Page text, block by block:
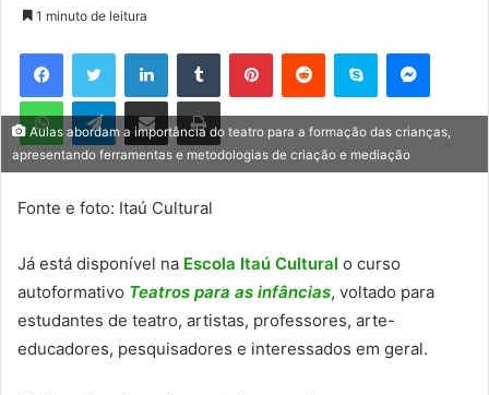
d
e
m
e
-
a
l
1 minuto de leitura
Telegram
Aulas abordam a importância do teatro para a formação das crianças,
apresentando ferramentas e metodologias de criação e mediação
Fonte e foto: Itaú Cultural
Já está disponível na Escola Itaú Cultural o curso
autoformativo Teatros para as infâncias, voltado para
estudantes de teatro, artistas, professores, arte-
educadores, pesquisadores e interessados em geral.